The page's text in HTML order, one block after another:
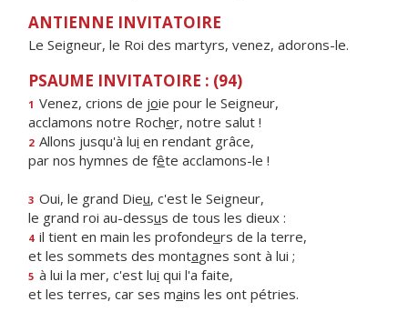
ANTIENNE INVITATOIRE
Le Seigneur, le Roi des martyrs, venez, adorons-le.
PSAUME INVITATOIRE : (94)
1 Venez, crions de joie pour le Seigneur,
acclamons notre Rocher, notre salut !
2 Allons jusqu'à lui en rendant grâce,
par nos hymnes de fête acclamons-le !
3 Oui, le grand Dieu, c'est le Seigneur,
le grand roi au-dessus de tous les dieux :
4 il tient en main les profondeurs de la terre,
et les sommets des montagnes sont à lui ;
5 à lui la mer, c'est lui qui l'a faite,
et les terres, car ses mains les ont pétries.